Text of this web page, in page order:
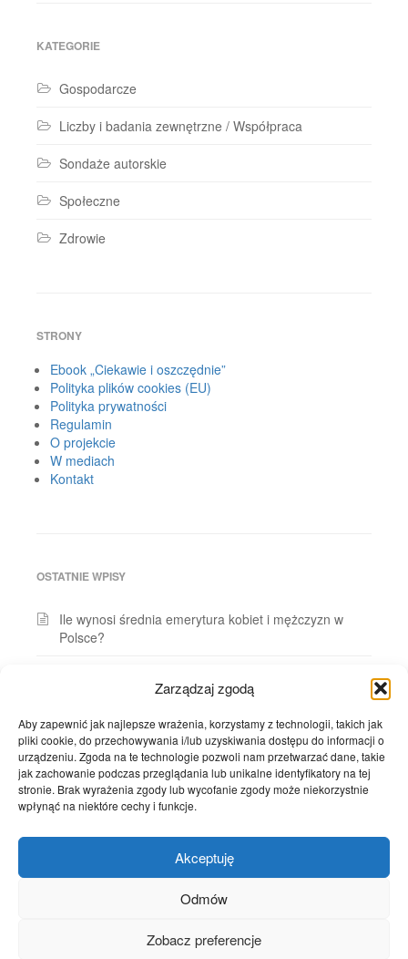
Zarządzaj zgodą
Aby zapewnić jak najlepsze wrażenia, korzystamy z technologii, takich jak
pliki cookie, do przechowywania i/lub uzyskiwania dostępu do informacji o
urządzeniu. Zgoda na te technologie pozwoli nam przetwarzać dane, takie
jak zachowanie podczas przeglądania lub unikalne identyfikatory na tej
stronie. Brak wyrażenia zgody lub wycofanie zgody może niekorzystnie
wpłynąć na niektóre cechy i funkcje.
Akceptuję
Odmów
Zobacz preferencje
KATEGORIE
Gospodarcze
Liczby i badania zewnętrzne / Współpraca
Sondaże autorskie
Społeczne
Zdrowie
STRONY
Ebook „Ciekawie i oszczędnie”
Polityka plików cookies (EU)
Polityka prywatności
Regulamin
O projekcie
W mediach
Kontakt
OSTATNIE WPISY
Ile wynosi średnia emerytura kobiet i mężczyzn w
Polsce?
Ile dzieci rodzi się w Polsce ze związków
pozamałżeńskich?
Ilu emerytów pracuje?
przeciętne miesięczne wynagrodzenia w Polsce?
Copyright © 2026 byciekaweliczby.pl . Theme:
Proudly powered by WordPress